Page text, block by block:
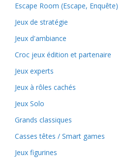
Escape Room (Escape, Enquête)
Jeux de stratégie
Jeux d'ambiance
Croc jeux édition et partenaire
Jeux experts
Jeux à rôles cachés
Jeux Solo
Grands classiques
Casses têtes / Smart games
Jeux figurines